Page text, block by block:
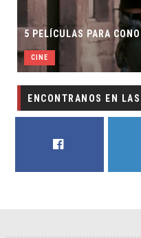
5 PELÍCULAS PARA
CINE
ENCONTRANOS EN LAS